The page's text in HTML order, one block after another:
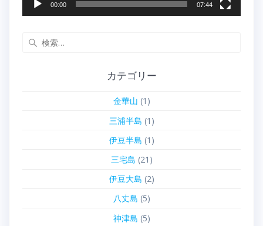
00:00 07:44
カテゴリー
金華山 (1)
三浦半島 (1)
伊豆半島 (1)
三宅島 (21)
伊豆大島 (2)
八丈島 (5)
神津島 (5)